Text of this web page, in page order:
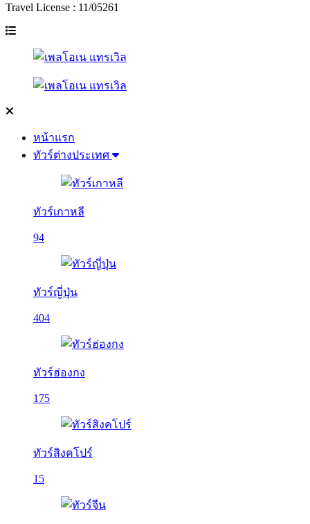
Travel License : 11/05261
หน้าแรก
ทัวร์ต่างประเทศ
ทัวร์เกาหลี
94
ทัวร์ญี่ปุ่น
404
ทัวร์ฮ่องกง
175
ทัวร์สิงคโปร์
15